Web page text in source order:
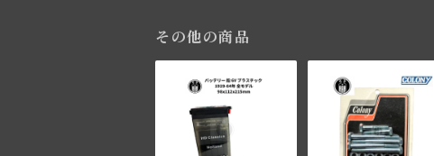
その他の商品